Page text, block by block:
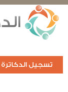
تسجيل الدكاترة